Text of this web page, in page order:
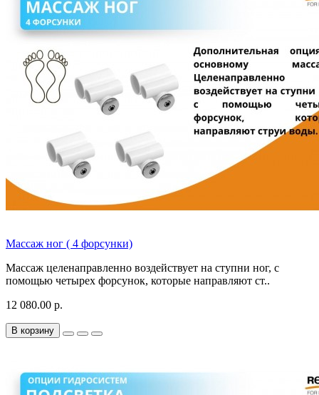
Массаж ног ( 4 форсунки)
Массаж целенаправленно воздействует на ступни ног, с
помощью четырех форсунок, которые направляют ст..
12 080.00 р.
В корзину